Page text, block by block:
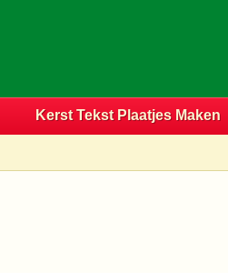
Kerst Tekst Plaatjes Maken